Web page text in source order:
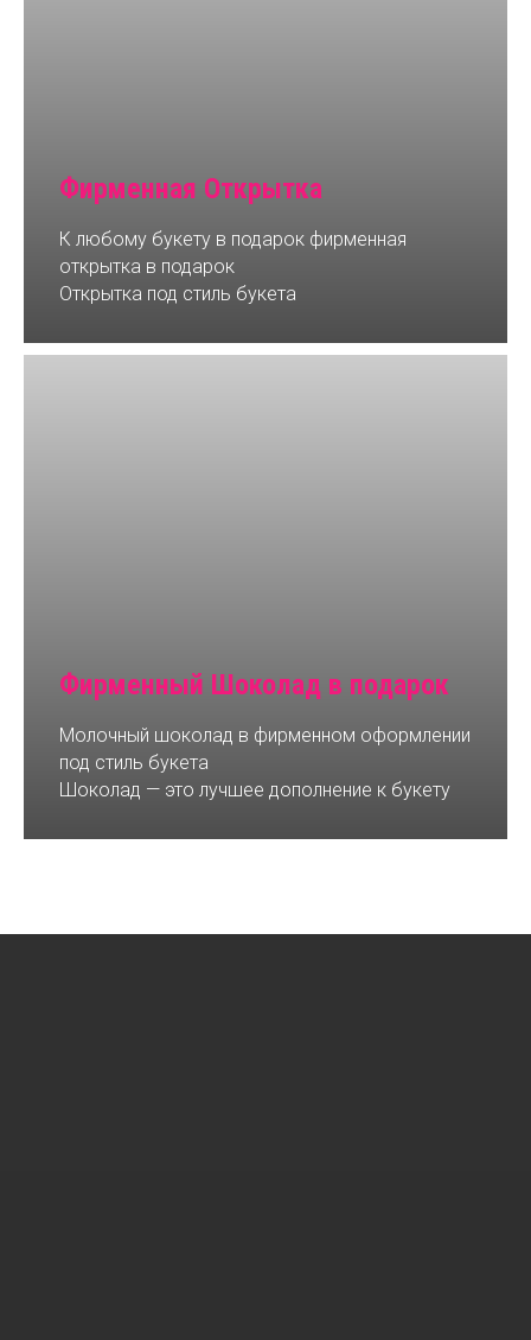
Фирменная Открытка
К любому букету в подарок фирменная
открытка в подарок
Открытка под стиль букета
Фирменный Шоколад в подарок
Молочный шоколад в фирменном оформлении
под стиль букета
Шоколад — это лучшее дополнение к букету